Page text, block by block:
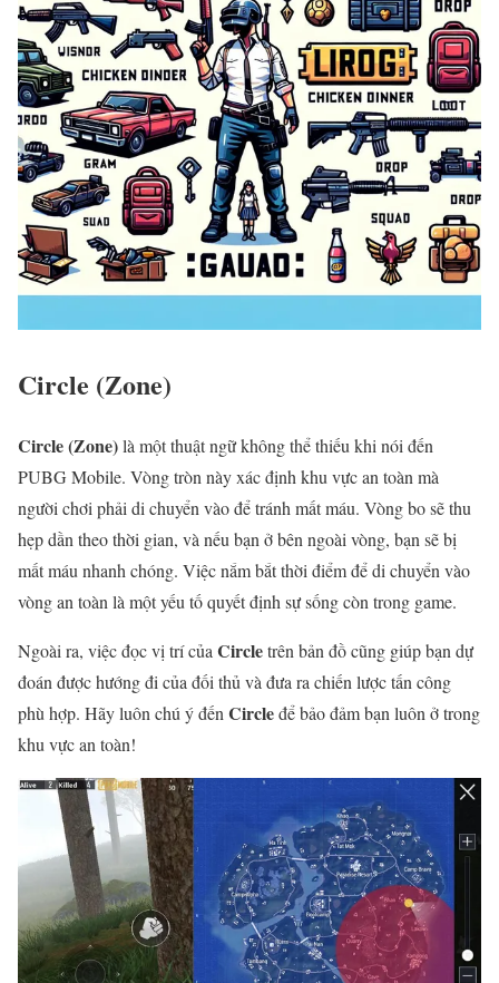
Circle (Zone)
Circle (Zone)là một thuật ngữ không thể thiếu khi nói đến
PUBG Mobile. Vòng tròn này xác định khu vực an toàn mà
người chơi phải di chuyển vào để tránh mất máu. Vòng bo sẽ thu
hẹp dần theo thời gian, và nếu bạn ở bên ngoài vòng, bạn sẽ bị
mất máu nhanh chóng. Việc nắm bắt thời điểm để di chuyển vào
vòng an toàn là một yếu tố quyết định sự sống còn trong game.
Ngoài ra, việc đọc vị trí của Circletrên bản đồ cũng giúp bạn dự
đoán được hướng đi của đối thủ và đưa ra chiến lược tấn công
phù hợp. Hãy luôn chú ý đến Circleđể bảo đảm bạn luôn ở trong
khu vực an toàn!